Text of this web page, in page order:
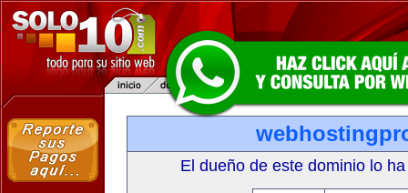
El dueño de este dominio lo